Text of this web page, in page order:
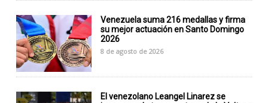
Venezuela suma 216 medallas y firma
su mejor actuación en Santo Domingo
2026
8 de agosto de 2026
El venezolano Leangel Linarez se